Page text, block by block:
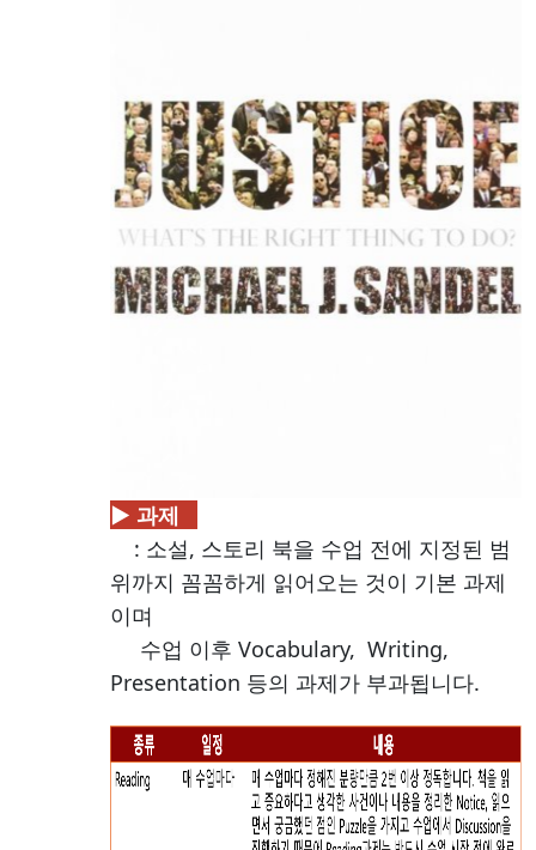
▶ 과제
: 소설, 스토리 북을 수업 전에 지정된 범
위까지 꼼꼼하게 읽어오는 것이 기본 과제
이며
수업 이후 Vocabulary, Writing,
Presentation 등의 과제가 부과됩니다.